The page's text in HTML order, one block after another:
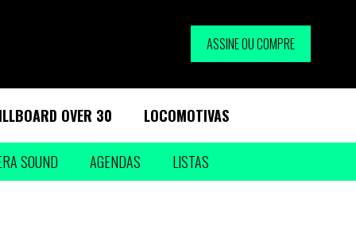
ASSINE OU COMPRE
OVER 30 LOCOMOTIVAS
SOUND AGENDAS LISTAS